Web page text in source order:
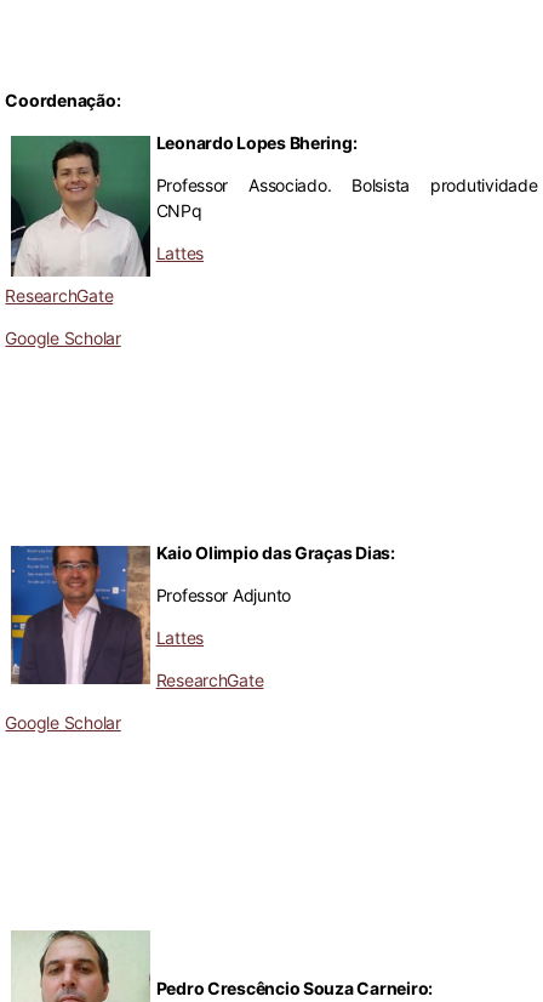
Coordenação:
Leonardo Lopes Bhering:
Professor Associado. Bolsista produtividade
CNPq
Lattes
ResearchGate
Google Scholar
Kaio Olimpio das Graças Dias:
Professor Adjunto
Lattes
ResearchGate
Google Scholar
Pedro Crescêncio Souza Carneiro: